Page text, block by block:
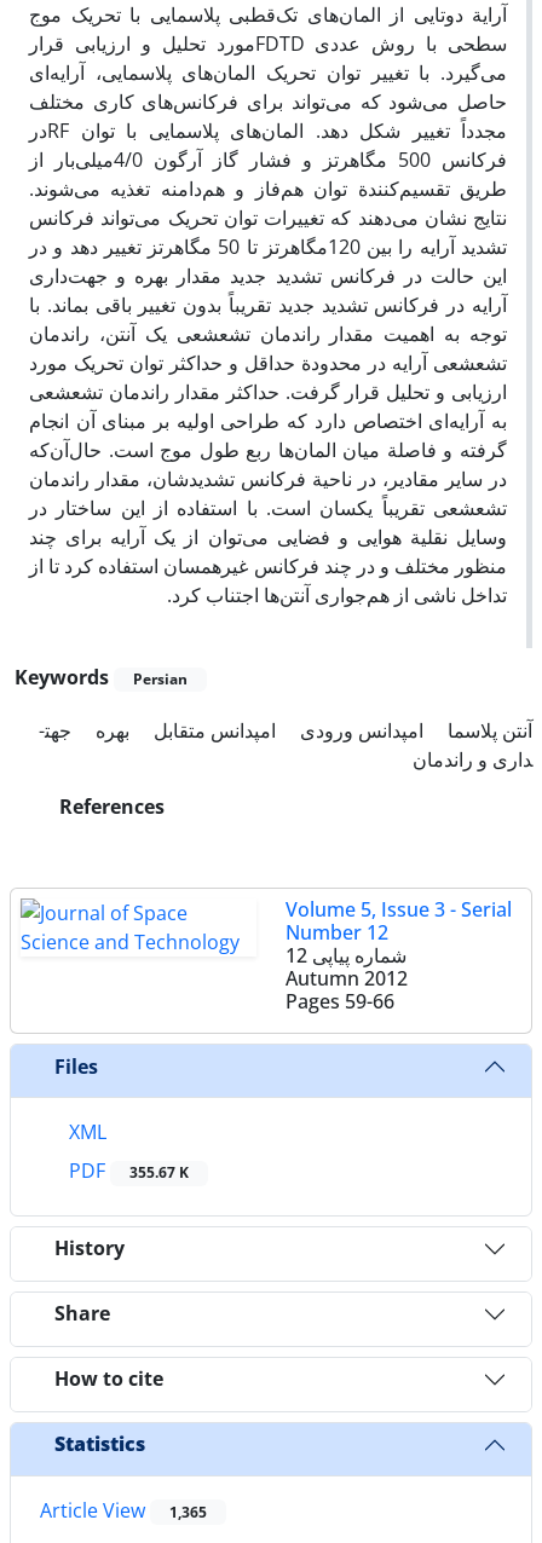
آرایة دوتایی از المان‌های تک‌قطبی پلاسمایی با تحریک موج
سطحی با روش عددی FDTDمورد تحلیل و ارزیابی قرار
می‌گیرد. با تغییر توان تحریک المان‌های پلاسمایی، آرایه‌ای
حاصل می‌شود که می‌تواند برای فرکانس‌های کاری مختلف
مجدداً تغییر شکل دهد. المان‌های پلاسمایی با توان RFدر
فرکانس 500 مگاهرتز و فشار گاز آرگون 4/0میلی‌بار از
طریق تقسیم‌کنندة توان هم‌فاز و هم‌دامنه تغذیه می‌شوند.
نتایج نشان می‌دهند که تغییرات توان تحریک می‌تواند فرکانس
تشدید آرایه را بین 120مگاهرتز تا 50 مگاهرتز تغییر دهد و در
این حالت در فرکانس تشدید جدید مقدار بهره و جهت‌داری
آرایه در فرکانس تشدید جدید تقریباً بدون تغییر باقی بماند. با
توجه به اهمیت مقدار راندمان تشعشعی یک آنتن، راندمان
تشعشعی آرایه در محدودة حداقل و حداکثر توان تحریک مورد
ارزیابی و تحلیل قرار گرفت. حداکثر مقدار راندمان تشعشعی
به آرایه‌ای اختصاص دارد که طراحی اولیه بر مبنای آن انجام
گرفته و فاصلة میان المان‌ها ربع طول موج است. حال‌آن‌که
در سایر مقادیر، در ناحیة فرکانس تشدیدشان، مقدار راندمان
تشعشعی تقریباً یکسان است. با استفاده از این ساختار در
وسایل نقلیة هوایی و فضایی می‌توان از یک آرایه برای چند
منظور مختلف و در چند فرکانس غیرهمسان استفاده کرد تا از
تداخل ناشی از هم‌جواری آنتن‌ها اجتناب کرد.
Keywords Persian
آنتن پلاسما امپدانس ورودی امپدانس متقابل بهره
جهت­
داری و راندمان
References
Volume 5, Issue 3 - Serial
Number 12
شماره پیاپی 12
Autumn 2012
Pages 59-66
Files
XML
PDF
355.67 K
History
Share
How to cite
Statistics
Article View 1,365